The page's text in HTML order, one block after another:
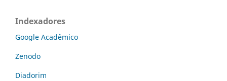
Indexadores
Google Acadêmico
Zenodo
Diadorim